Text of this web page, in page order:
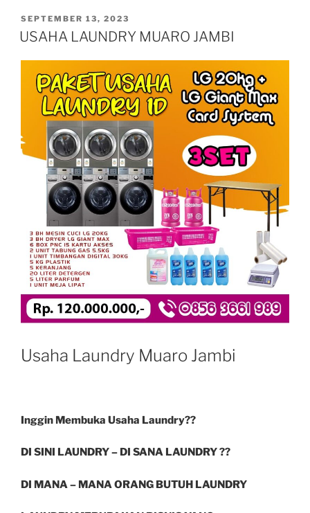
SEPTEMBER 13, 2023
USAHA LAUNDRY MUARO JAMBI
Usaha Laundry Muaro Jambi
Inggin Membuka Usaha Laundry??
DI SINI LAUNDRY – DI SANA LAUNDRY ??
DI MANA – MANA ORANG BUTUH LAUNDRY